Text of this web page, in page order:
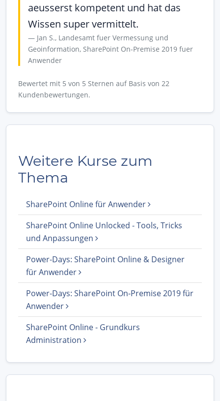
aeusserst kompetent und hat das
Wissen super vermittelt.
Jan S., Landesamt fuer Vermessung und
Geoinformation, SharePoint On-Premise 2019 fuer
Anwender
Bewertet mit 5 von 5 Sternen auf Basis von 22
Kundenbewertungen.
Weitere Kurse zum
Thema
SharePoint Online für Anwender
SharePoint Online Unlocked - Tools, Tricks
und Anpassungen
Power-Days: SharePoint Online & Designer
für Anwender
Power-Days: SharePoint On-Premise 2019 für
Anwender
SharePoint Online - Grundkurs
Administration